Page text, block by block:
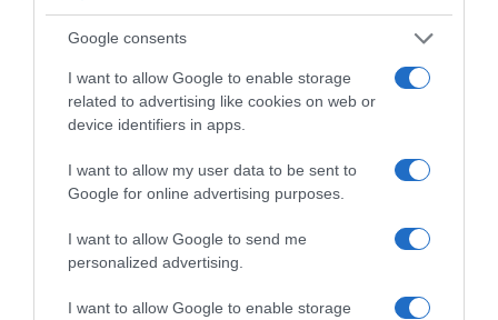
Google consents
I want to allow Google to enable storage
related to advertising like cookies on web or
device identifiers in apps.
I want to allow my user data to be sent to
Google for online advertising purposes.
I want to allow Google to send me
personalized advertising.
I want to allow Google to enable storage
HASONLÓ BEJEGYZÉSEK